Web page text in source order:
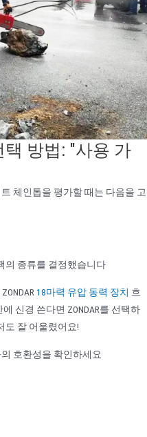
방법: "사용 가
체인톱을 평가할 때는 다음을 고
의 종류를 결정했습니다
18마력 유압 동력 장치 흐
신경 쓴다면 ZONDAR를 선택하
도 잘 어울렸어요!
호환성을 확인하세요